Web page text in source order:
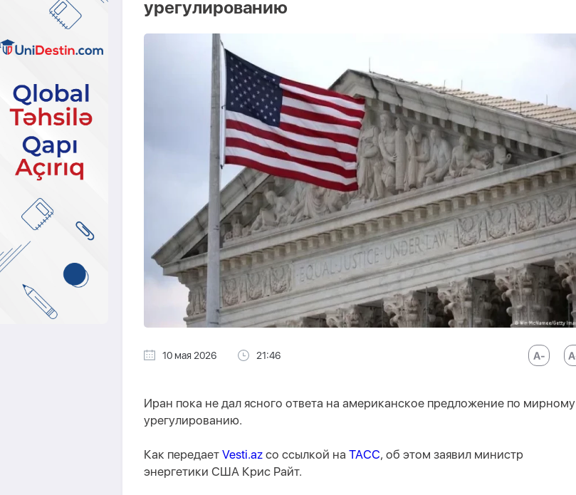
урегулированию
10 мая 2026 21:46
Иран пока не дал ясного ответа на американское предложение по мирному
урегулированию.
Как передает Vesti.az со ссылкой на ТАСС, об этом заявил министр
энергетики США Крис Райт.